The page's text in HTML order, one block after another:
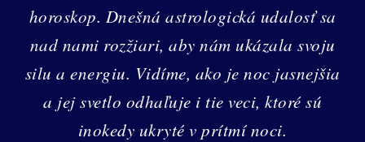
horoskop. Dnešná astrologická udalosť sa
nad nami rozžiari, aby nám ukázala svoju
silu a energiu. Vidíme, ako je noc jasnejšia
a jej svetlo odhaľuje i tie veci, ktoré sú
inokedy ukryté v prítmí noci.